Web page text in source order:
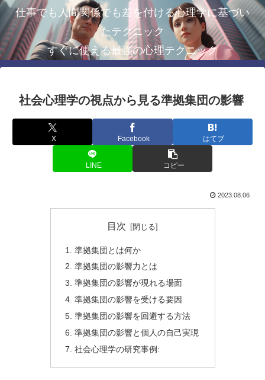
仕事でも人間関係でも差を付ける心理学に基づい
たテクニック
すぐに使える最強の心理テクニック
社会心理学の視点から見る準拠集団の影響
X Facebook はてブ
LINE コピー
2023.08.06
目次
準拠集団とは何か
準拠集団の影響力とは
準拠集団の影響が現れる場面
準拠集団の影響を受ける要因
準拠集団の影響を回避する方法
準拠集団の影響と個人の自己実現
社会心理学の研究事例: